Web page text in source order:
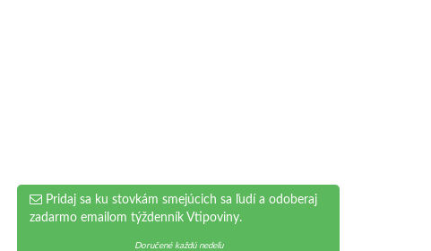
Pridaj sa ku stovkám smejúcich sa ľudí a odoberaj
zadarmo emailom týždenník Vtipoviny.
Doručené každú nedeľu